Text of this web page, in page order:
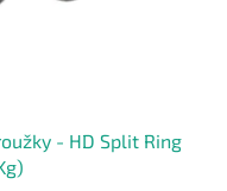
- HD Split Ring